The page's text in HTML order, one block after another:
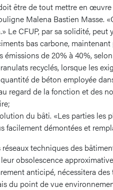
être de tout mettre en
Malena Bastien Masse.
Le CFUP, par sa solidité, peut
bas carbone,
émissions de 20% à 40%,
recyclés, lorsque les
de béton employée
regard de la fonction et des
du bâti. «Les parties les
facilement démontées et
réseaux techniques des
obsolescence
anticipé, nécessitera
du point de vue